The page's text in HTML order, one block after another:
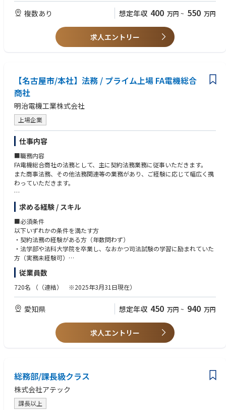
【歓迎要件】
・コンプライアンス業務
・海外法務に意欲がある方
複数あり 想定年収 400 万円 ~ 550 万円
求人エントリー
【名古屋市/本社】法務 / プライム上場 FA電機総合
商社
明治電機工業株式会社
上場企業
仕事内容
■職務内容
FA電機総合商社の法務として、主に契約法務業務に従事いただきます。
また商事法務、その他法務関連等の業務があり、ご経験に応じて幅広く携
わっていただきます。
具体的には、
【契約法務】
・契約相談ヒアリング、契約書・規約のレビュー・審査、契約相手との交
渉、ゼロドラフト
・案件管理、製本・捺印手続き
【商事法務】
・取締役会運営（議案・資料取り纏め、役員招集、グループ連携、当日運
営、議事録まで）
・株式実務関連（証券代行との手続き全般）
・商業登記（登記申請書類作成、法務局相談）
・稟議事務局等
【法務関連業務】
・定款・規定関連業務
行う技術商社でございます。
ものづくりをさらに強くするために、「制御・計測・メカトロ」を核とし
た各種FA機器やその設備を顧客のニーズに合わせてお届けしています。
製造現場が抱える「生産性」「品質」「環境」「安全」に関する様々な課
求める経験 / スキル
■必須条件
以下いずれかの条件を満たす方
・契約法務の経験がある方（年数問わず）
・法学部や法科大学院を卒業し、なおかつ司法試験の学習に励まれていた
方（実務未経験可）
■歓迎条件
・会社法上の手続きや、機関運営をしたことがある方
・株主実務経験者
従業員数
720名 （（連結） ※2025年3月31日現在）
愛知県 想定年収 450 万円 ~ 940 万円
求人エントリー
総務部/課長級クラス
株式会社アテック
課長以上